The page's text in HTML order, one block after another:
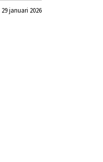
29 januari 2026